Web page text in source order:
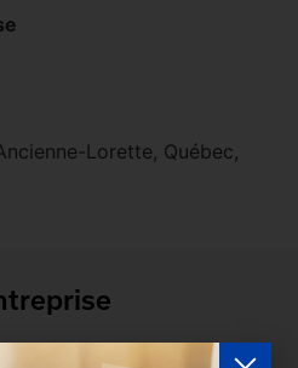
Lorette, Québec,